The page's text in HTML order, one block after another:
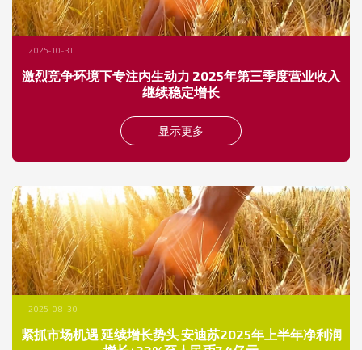
2025-10-31
激烈竞争环境下专注内生动力 2025年第三季度营业收入
继续稳定增长
显示更多
2025-08-30
紧抓市场机遇 延续增长势头 安迪苏2025年上半年净利润